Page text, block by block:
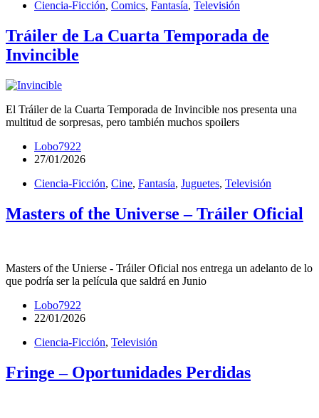
Ciencia-Ficción, Comics, Fantasía, Televisión
Tráiler de La Cuarta Temporada de
Invincible
El Tráiler de la Cuarta Temporada de Invincible nos presenta una
multitud de sorpresas, pero también muchos spoilers
Lobo7922
27/01/2026
Ciencia-Ficción, Cine, Fantasía, Juguetes, Televisión
Masters of the Universe – Tráiler Oficial
Masters of the Unierse - Tráiler Oficial nos entrega un adelanto de lo
que podría ser la película que saldrá en Junio
Lobo7922
22/01/2026
Ciencia-Ficción, Televisión
Fringe – Oportunidades Perdidas